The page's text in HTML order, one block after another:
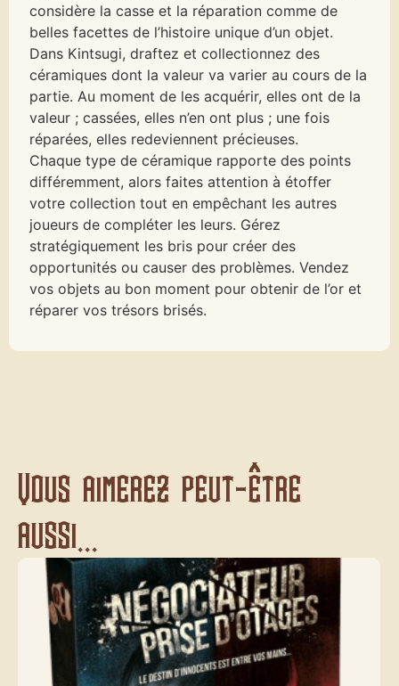
considère la casse et la réparation comme de
belles facettes de l’histoire unique d’un objet.
Dans Kintsugi, draftez et collectionnez des
céramiques dont la valeur va varier au cours de la
partie. Au moment de les acquérir, elles ont de la
valeur ; cassées, elles n’en ont plus ; une fois
réparées, elles redeviennent précieuses.
Chaque type de céramique rapporte des points
différemment, alors faites attention à étoffer
votre collection tout en empêchant les autres
joueurs de compléter les leurs. Gérez
stratégiquement les bris pour créer des
opportunités ou causer des problèmes. Vendez
vos objets au bon moment pour obtenir de l’or et
réparer vos trésors brisés.
Vous aimerez peut-être
aussi...